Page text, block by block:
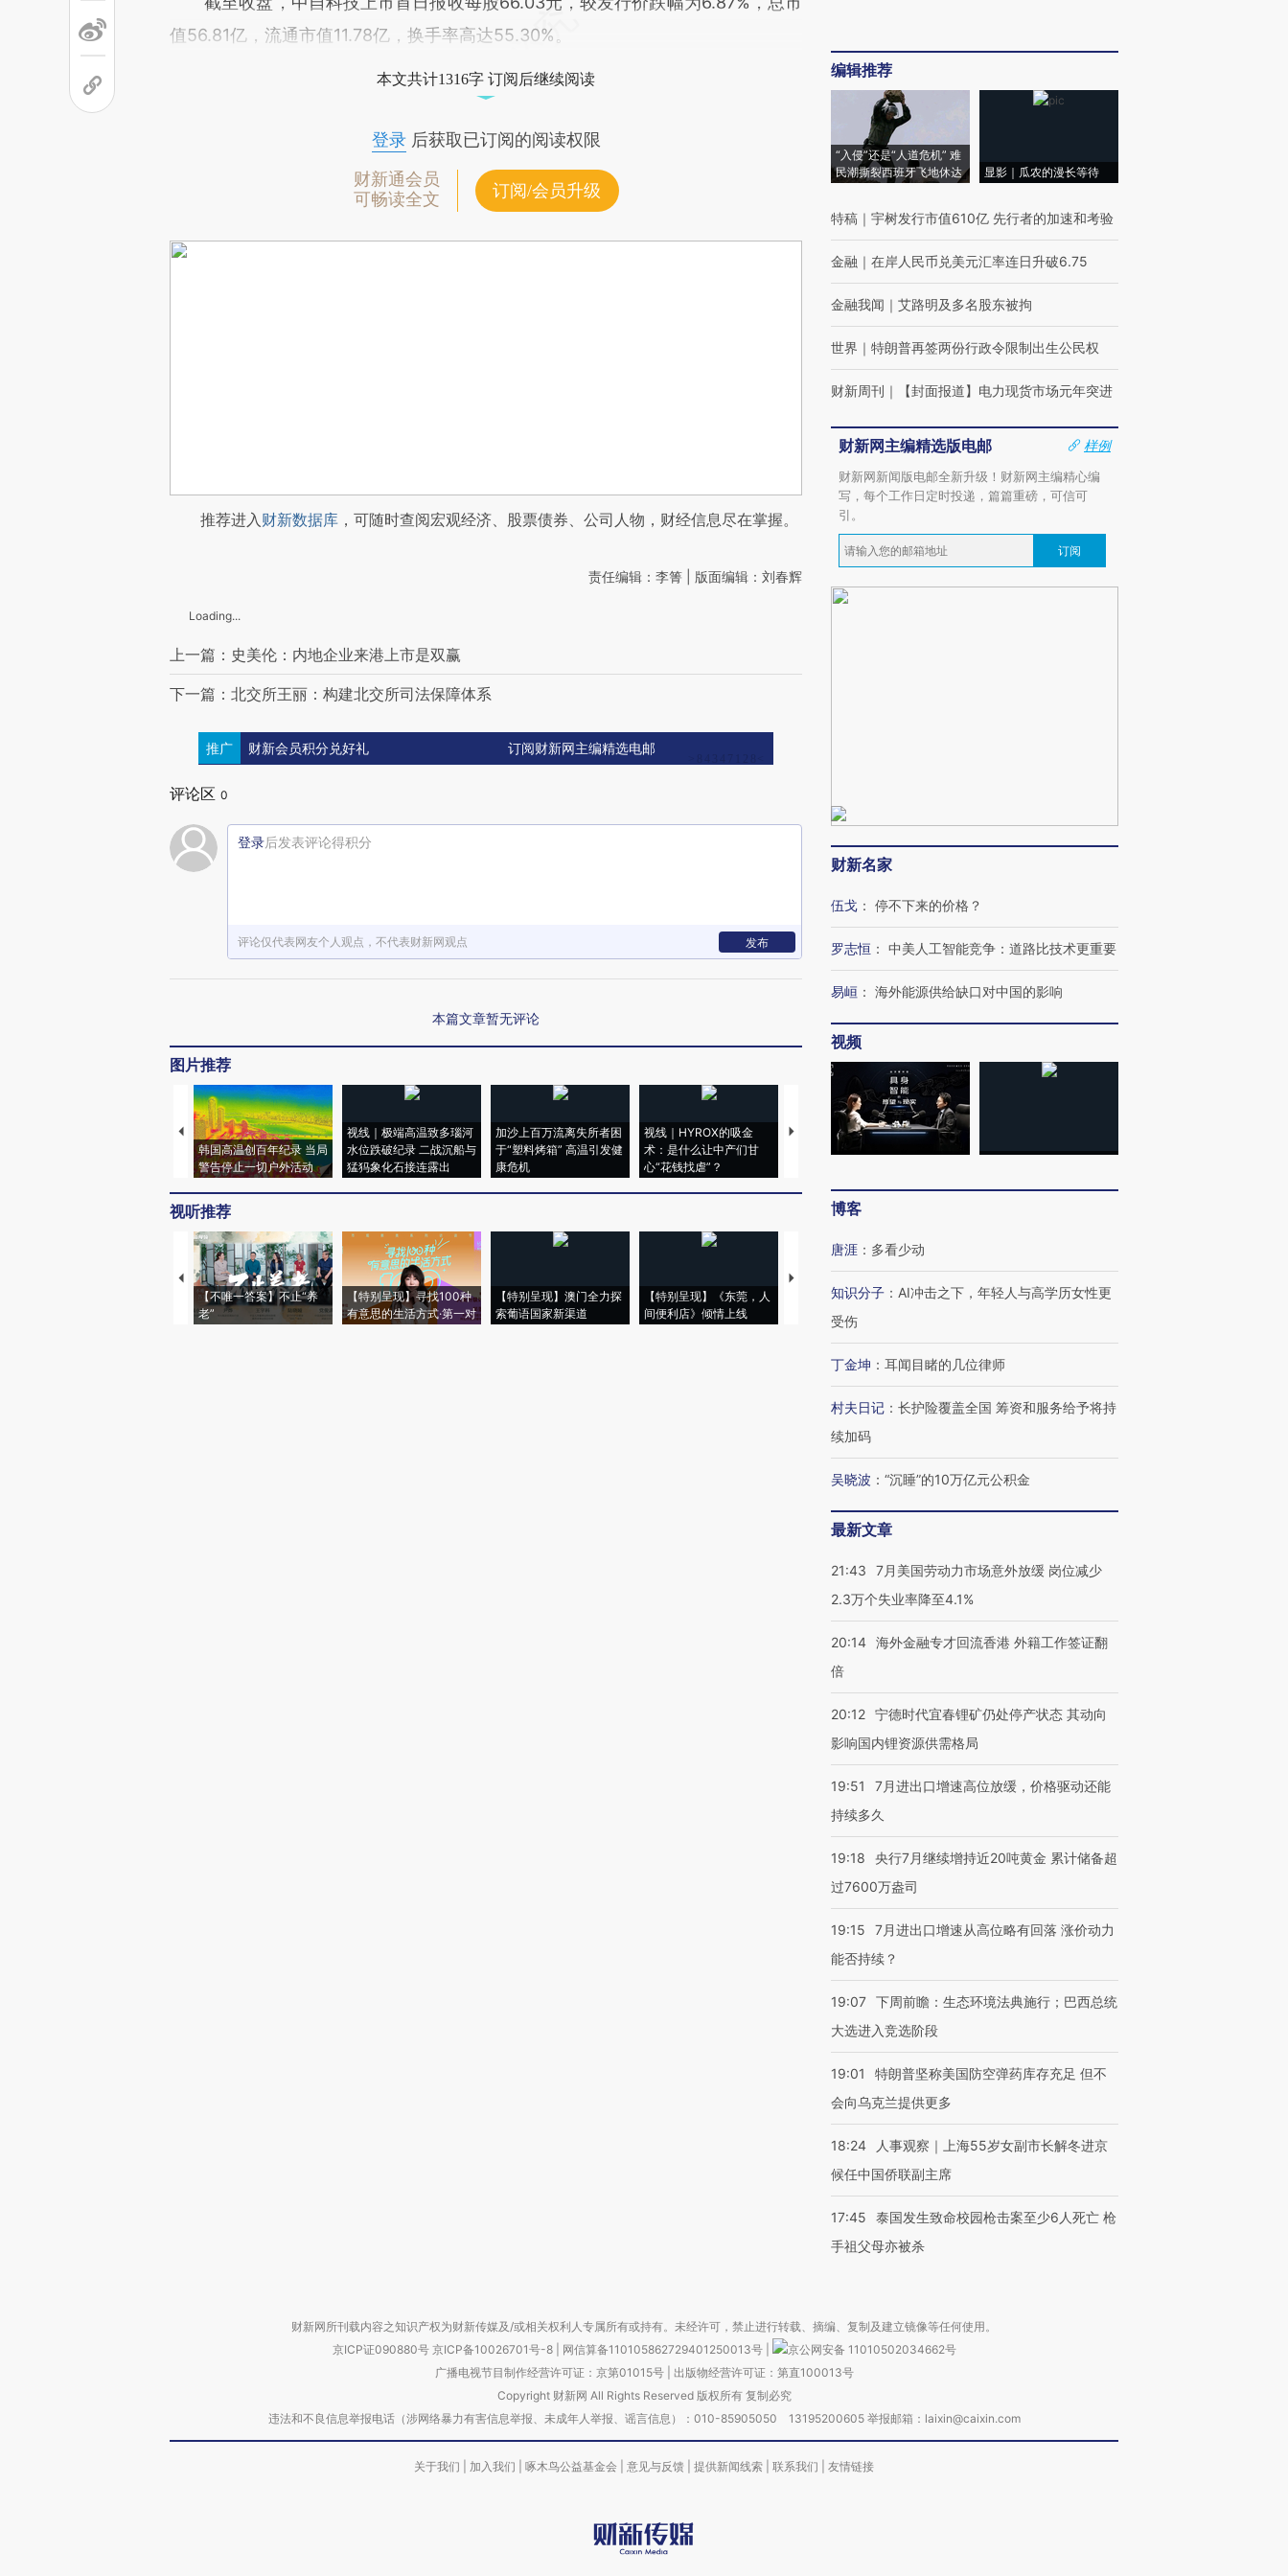
值56.81亿，流通市值11.78亿，换手率高达55.30%。
本文共计1316字 订阅后继续阅读
登录后获取已订阅的阅读权限
财新通会员
可畅读全文
订阅/会员升级
推荐进入财新数据库 ，可随时查阅宏观经济、股票债券、公司人物，财经信息尽在掌握。
责任编辑：李箐 | 版面编辑：刘春辉
Loading...
上一篇：史美伦：内地企业来港上市是双赢
下一篇：北交所王丽：构建北交所司法保障体系
推广 财新会员积分兑好礼 订阅财新网主编精选电邮
评论区 0
登录后发表评论得积分
评论仅代表网友个人观点，不代表财新网观点 发布
本篇文章暂无评论
图片推荐
韩国高温创百年纪录 当局
警告停止一切户外活动
视线｜极端高温致多瑙河
水位跌破纪录 二战沉船与
猛犸象化石接连露出
加沙上百万流离失所者困
于“塑料烤箱” 高温引发健
康危机
视线｜HYROX的吸金
术：是什么让中产们甘
心“花钱找虐”？
马航飞行员跨国走私7万
粒摇头丸 尿检体内含3种
视线｜被称为“蟑螂”的印
度Z世代 用街头抗争将教
机”？难民潮撕裂西班牙
视听推荐
【不唯一答案】不止“养
老”
【特别呈现】寻找100种
有意思的生活方式·第一对
【特别呈现】澳门全力探
索葡语国家新渠道
【特别呈现】《东莞，人
间便利店》倾情上线
【推广】走进第四届链博
会，让数智科技“链”接产
【特别呈现】寻找100种
CFO：不靠规模取胜，华
编辑推荐
“入侵”还是“人道危机” 难
民潮撕裂西班牙飞地休达
显影｜瓜农的漫长等待
特稿 ｜ 宇树发行市值610亿 先行者的加速和考验
金融 ｜ 在岸人民币兑美元汇率连日升破6.75
金融我闻 ｜ 艾路明及多名股东被拘
世界 ｜ 特朗普再签两份行政令限制出生公民权
财新周刊 ｜ 【封面报道】电力现货市场元年突进
财新网主编精选版电邮
样例
财新网新闻版电邮全新升级！财新网主编精心编
写，每个工作日定时投递，篇篇重磅，可信可
引。
订阅
财新名家
伍戈 ： 停不下来的价格？
罗志恒 ： 中美人工智能竞争：道路比技术更重要
易峘 ： 海外能源供给缺口对中国的影响
视频
博客
唐涯 ： 多看少动
知识分子 ： AI冲击之下，年轻人与高学历女性更
受伤
丁金坤 ： 耳闻目睹的几位律师
村夫日记 ： 长护险覆盖全国 筹资和服务给予将持
续加码
吴晓波 ： “沉睡”的10万亿元公积金
最新文章
21:43
7月美国劳动力市场意外放缓 岗位减少
2.3万个失业率降至4.1%
20:14 海外金融专才回流香港 外籍工作签证翻
倍
20:12 宁德时代宜春锂矿仍处停产状态 其动向
影响国内锂资源供需格局
19:51
7月进出口增速高位放缓，价格驱动还能
持续多久
19:18
央行7月继续增持近20吨黄金 累计储备超
过7600万盎司
19:15
7月进出口增速从高位略有回落 涨价动力
能否持续？
19:07 下周前瞻：生态环境法典施行；巴西总统
大选进入竞选阶段
19:01
特朗普坚称美国防空弹药库存充足 但不
会向乌克兰提供更多
18:24
人事观察｜上海55岁女副市长解冬进京
候任中国侨联副主席
17:45
泰国发生致命校园枪击案至少6人死亡 枪
手祖父母亦被杀
财新网所刊载内容之知识产权为财新传媒及/或相关权利人专属所有或持有。未经许可，禁止进行转载、摘编、复制及建立镜像等任何使用。
京ICP证090880号 京ICP备10026701号-8 网信算备110105862729401250013号
京公网安备 11010502034662号
广播电视节目制作经营许可证：京第01015号| 出版物经营许可证：第直100013号
Copyright 财新网 All Rights Reserved 版权所有 复制必究
违法和不良信息举报电话（涉网络暴力有害信息举报、未成年人举报、谣言信息）：010-85905050 13195200605 举报邮箱：laixin@caixin.com
关于我们 加入我们 啄木鸟公益基金会 意见与反馈 提供新闻线索 联系我们 友情链接